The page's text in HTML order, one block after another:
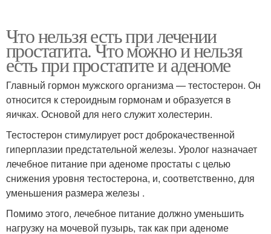
Что нельзя есть при лечении
простатита. Что можно и нельзя
есть при простатите и аденоме
Главный гормон мужского организма — тестостерон. Он
относится к стероидным гормонам и образуется в
яичках. Основой для него служит холестерин.
Тестостерон стимулирует рост доброкачественной
гиперплазии предстательной железы. Уролог назначает
лечебное питание при аденоме простаты с целью
снижения уровня тестостерона, и, соответственно, для
уменьшения размера железы .
Помимо этого, лечебное питание должно уменьшить
нагрузку на мочевой пузырь, так как при аденоме